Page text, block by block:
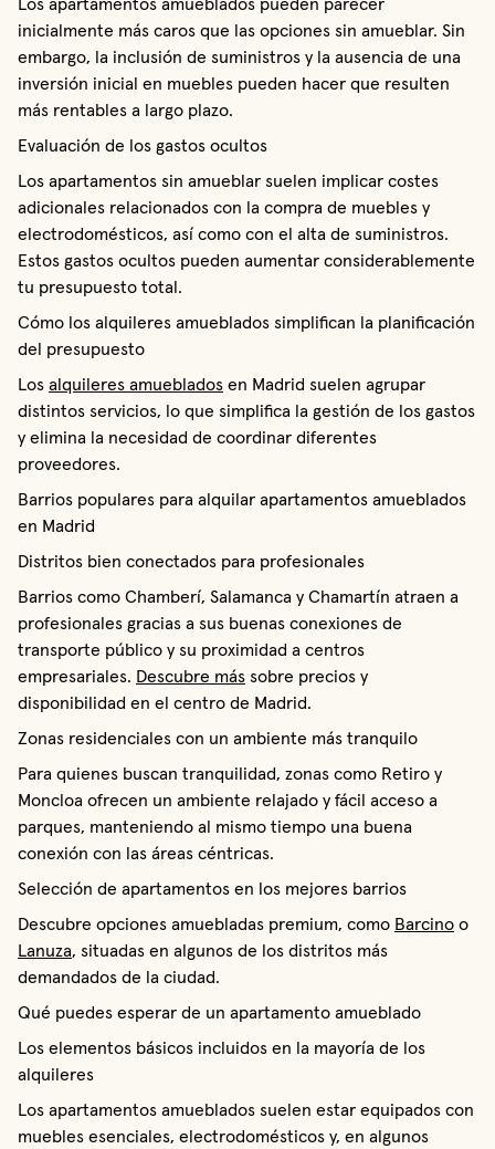
inicialmente más caros que las opciones sin amueblar. Sin
embargo, la inclusión de suministros y la ausencia de una
inversión inicial en muebles pueden hacer que resulten
más rentables a largo plazo.
Evaluación de los gastos ocultos
Los apartamentos sin amueblar suelen implicar costes
adicionales relacionados con la compra de muebles y
electrodomésticos, así como con el alta de suministros.
Estos gastos ocultos pueden aumentar considerablemente
tu presupuesto total.
Cómo los alquileres amueblados simplifican la planificación
del presupuesto
Los alquileres amueblados en Madrid suelen agrupar
distintos servicios, lo que simplifica la gestión de los gastos
y elimina la necesidad de coordinar diferentes
proveedores.
Barrios populares para alquilar apartamentos amueblados
en Madrid
Distritos bien conectados para profesionales
Barrios como Chamberí, Salamanca y Chamartín atraen a
profesionales gracias a sus buenas conexiones de
transporte público y su proximidad a centros
empresariales. Descubre más sobre precios y
disponibilidad en el centro de Madrid.
Zonas residenciales con un ambiente más tranquilo
Para quienes buscan tranquilidad, zonas como Retiro y
Moncloa ofrecen un ambiente relajado y fácil acceso a
parques, manteniendo al mismo tiempo una buena
conexión con las áreas céntricas.
Selección de apartamentos en los mejores barrios
Descubre opciones amuebladas premium, como Barcino o
Lanuza, situadas en algunos de los distritos más
demandados de la ciudad.
Qué puedes esperar de un apartamento amueblado
Los elementos básicos incluidos en la mayoría de los
alquileres
Los apartamentos amueblados suelen estar equipados con
muebles esenciales, electrodomésticos y, en algunos